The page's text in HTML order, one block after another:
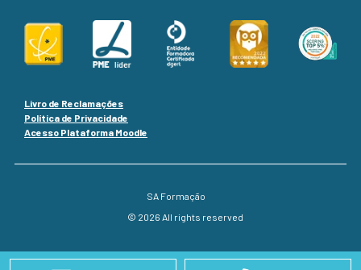
Livro de Reclamações
Política de Privacidade
Acesso Plataforma Moodle
SA Formação
© 2026 All rights reserved